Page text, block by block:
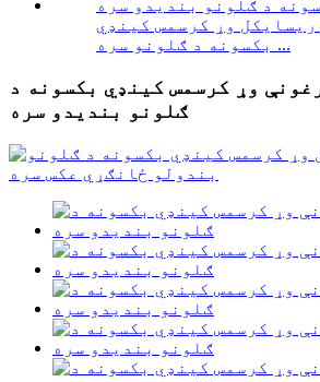
ریسایکل وړ کرسمس کینډي
بکسونه د ګلونو سره ...
وړ کرسمس کینډي بکسونه د
ګلونو بندیدو سره